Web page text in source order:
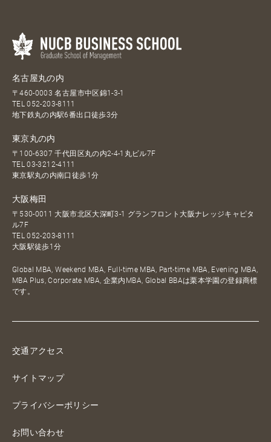
名古屋丸の内
〒460-0003 名古屋市中区錦1-3-1
TEL052-203-8111
地下鉄丸の内駅6番出口徒歩3分
東京丸の内
〒100-6307 千代田区丸の内2-4-1丸ビル7F
TEL03-3212-4111
東京駅丸の内南口徒歩1分
大阪梅田
〒530-0011 大阪市北区大深町3-1 グランフロント大阪ナレッジキャピタ
ル7F
TEL052-203-8111
大阪駅徒歩1分
Global MBA, Weekend MBA, Full-time MBA, Part-time MBA, Evening MBA,
MBA Plus, Corporate MBA, 企業内MBA, Global BBAは栗本学園の登録商標
です。
交通アクセス
サイトマップ
プライバシーポリシー
お問い合わせ